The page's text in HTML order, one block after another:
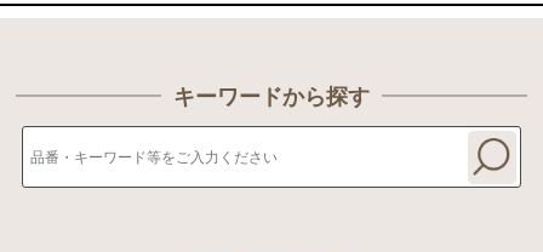
キーワードから探す